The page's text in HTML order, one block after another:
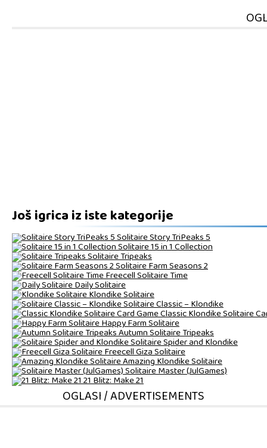
Još igrica iz iste kategorije
Solitaire Story TriPeaks 5
Solitaire 15 in 1 Collection
Solitaire Tripeaks
Solitaire Farm Seasons 2
Freecell Solitaire Time
Daily Solitaire
Klondike Solitaire
Solitaire Classic – Klondike
Classic Klondike Solitaire
Happy Farm Solitaire
Autumn Solitaire Tripeaks
Solitaire Spider and Klondike
Freecell Giza Solitaire
Amazing Klondike Solitaire
Solitaire Master (JulGames)
21 Blitz: Make 21
OGLASI / ADVERTISEMENTS